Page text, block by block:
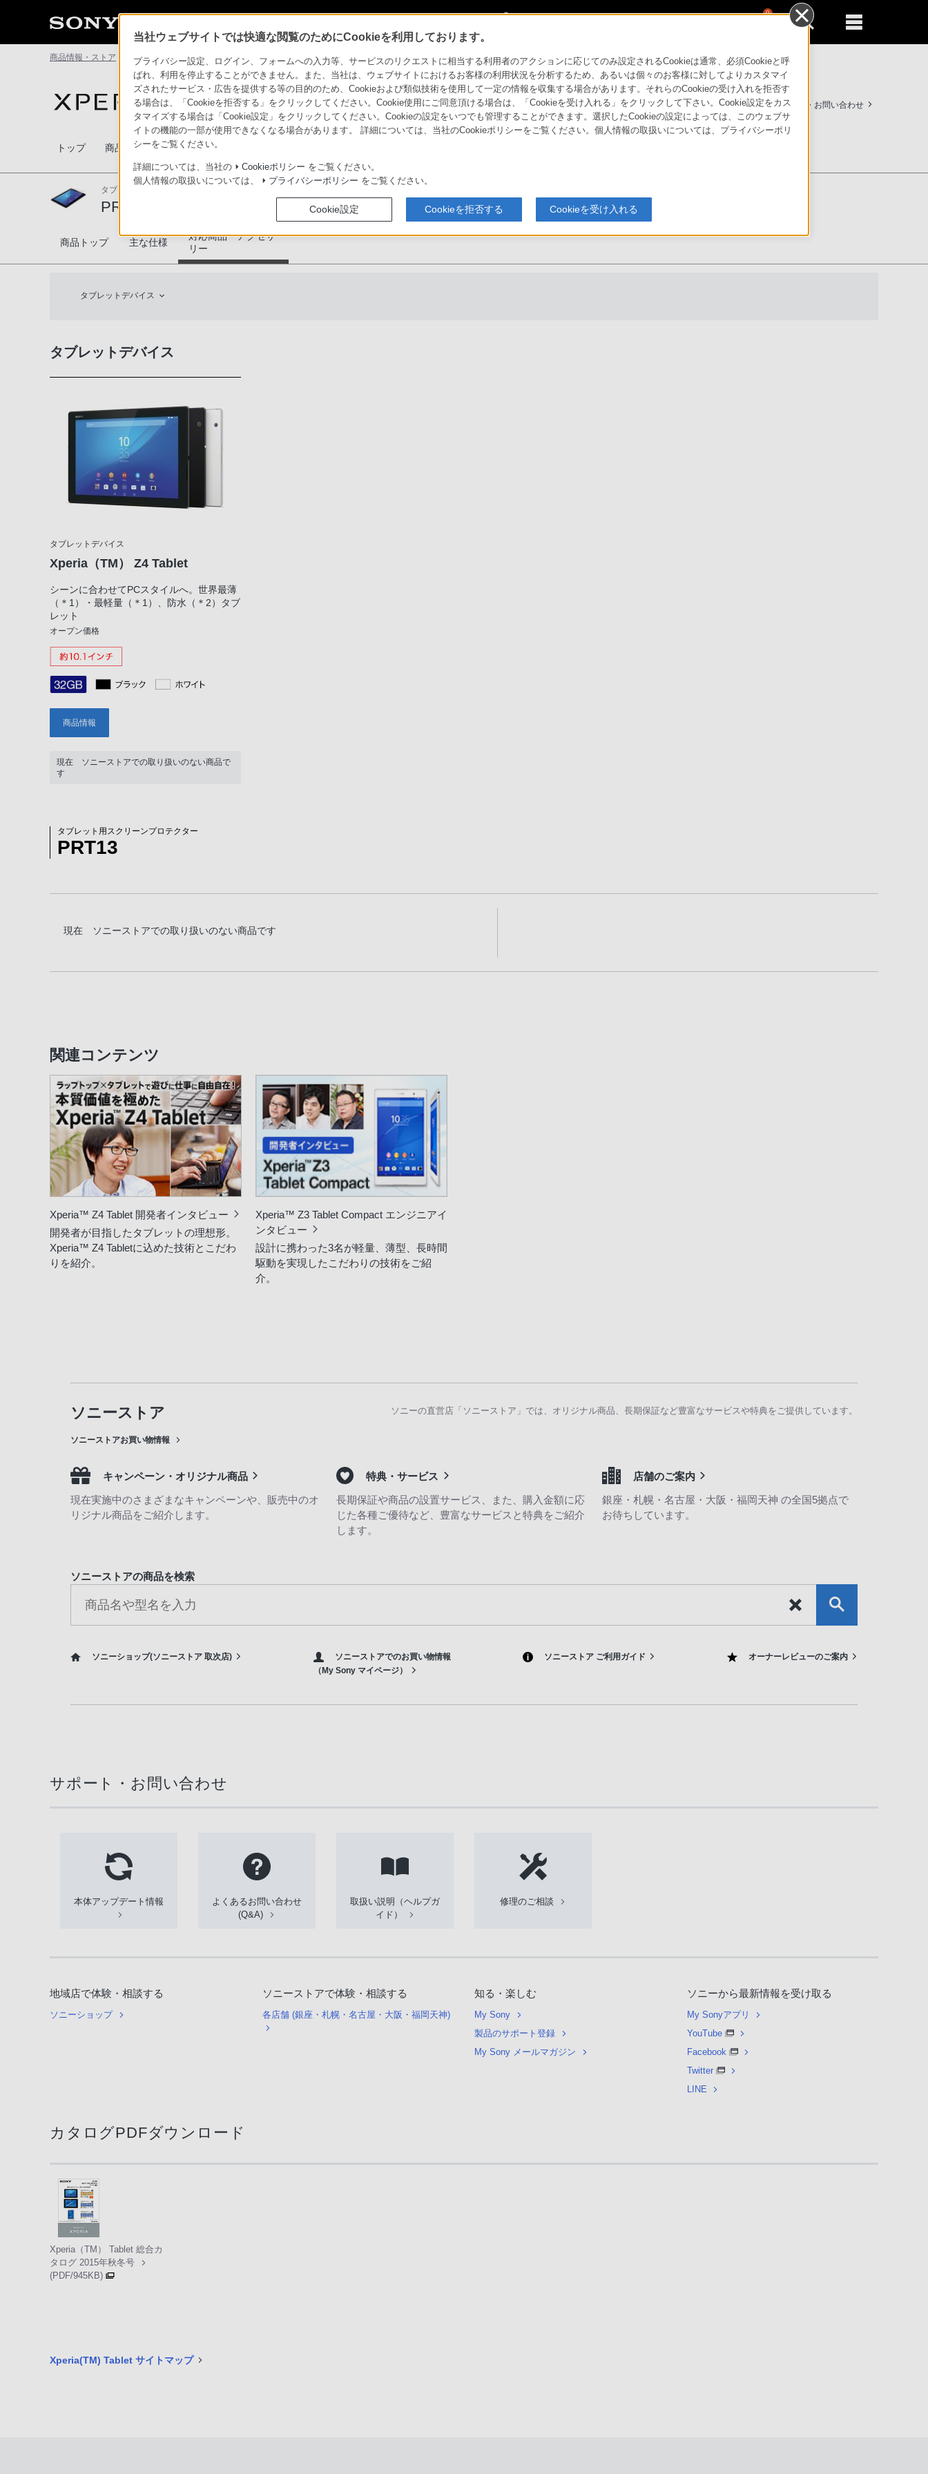
0
商品情報・ストア Xperia(TM) Tablet PRT13 対応商品・アクセサリー
サポート・お問い合わせ
トップ 商品一覧 アクセサリー
タブレット用スクリーンプロテクター
PRT13
PRT13
商品トップ 主な仕様
対応商品・アクセサ
リー
タブレットデバイス
タブレットデバイス
タブレットデバイス
Xperia（TM） Z4 Tablet
シーンに合わせてPCスタイルへ。世界最薄
（＊1）・最軽量（＊1）、防水（＊2）タブ
レット
オープン価格
商品情報
現在 ソニーストアでの取り扱いのない商品で
す
タブレット用スクリーンプロテクター
PRT13
現在 ソニーストアでの取り扱いのない商品です
関連コンテンツ
Xperia™ Z4 Tablet 開発者インタビュー
開発者が目指したタブレットの理想形。
Xperia™ Z4 Tabletに込めた技術とこだわ
りを紹介。
Xperia™ Z3 Tablet Compact エンジニアイ
ンタビュー
設計に携わった3名が軽量、薄型、長時間
駆動を実現したこだわりの技術をご紹
介。
ソニーストア ソニーの直営店「ソニーストア」では、オリジナル商品、長期保証など豊富なサービスや特典をご提供しています。
ソニーストアお買い物情報
キャンペーン・オリジナル商品
現在実施中のさまざまなキャンペーンや、販売中のオ
リジナル商品をご紹介します。
特典・サービス
長期保証や商品の設置サービス、また、購入金額に応
じた各種ご優待など、豊富なサービスと特典をご紹介
します。
店舗のご案内
銀座・札幌・名古屋・大阪・福岡天神 の全国5拠点で
お待ちしています。
ソニーストアの商品を検索
ソニーショップ(ソニーストア 取次店)
ソニーストアでのお買い物情報
（My Sony マイページ）
ソニーストア ご利用ガイド オーナーレビューのご案内
サポート・お問い合わせ
本体アップデート情報
よくあるお問い合わせ
(Q&A)
取扱い説明（ヘルプガ
イド）
修理のご相談
地域店で体験・相談する
ソニーショップ
ソニーストアで体験・相談する
各店舗 (銀座・札幌・名古屋・大阪・福岡天神)
知る・楽しむ
My Sony
製品のサポート登録
My Sony メールマガジン
ソニーから最新情報を受け取る
My Sonyアプリ
YouTube
Facebook
Twitter
LINE
カタログPDFダウンロード
Xperia（TM） Tablet 総合カ
タログ 2015年秋冬号
(PDF/945KB)
Xperia(TM) Tablet サイトマップ
当社ウェブサイトでは快適な閲覧のためにCookieを利用しております。
プライバシー設定、ログイン、フォームへの入力等、サービスのリクエストに相当する利用者のアクションに応じてのみ設定されるCookieは通常、必須Cookieと呼
ばれ、利用を停止することができません。また、当社は、ウェブサイトにおけるお客様の利用状況を分析するため、あるいは個々のお客様に対してよりカスタマイ
ズされたサービス・広告を提供する等の目的のため、Cookieおよび類似技術を使用して一定の情報を収集する場合があります。それらのCookieの受け入れを拒否す
る場合は、「Cookieを拒否する」をクリックしてください。Cookie使用にご同意頂ける場合は、「Cookieを受け入れる」をクリックして下さい。Cookie設定をカス
タマイズする場合は「Cookie設定」をクリックしてください。Cookieの設定をいつでも管理することができます。選択したCookieの設定によっては、このウェブサ
イトの機能の一部が使用できなくなる場合があります。 詳細については、当社のCookieポリシーをご覧ください。個人情報の取扱いについては、プライバシーポリ
シーをご覧ください。
詳細については、当社の Cookieポリシー をご覧ください。
個人情報の取扱いについては、
プライバシーポリシー をご覧ください。
Cookie設定 Cookieを拒否する Cookieを受け入れる